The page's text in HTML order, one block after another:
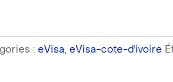
: eVisa, eVisa-cote-d'ivoire